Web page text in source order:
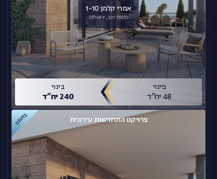
אמרי קלמן 1-10
פסגת זאב, ירושלים
פינוי
48 יח”ד
בינוי
240 יח”ד
פרויקט התחדשות עירונית בתכנון